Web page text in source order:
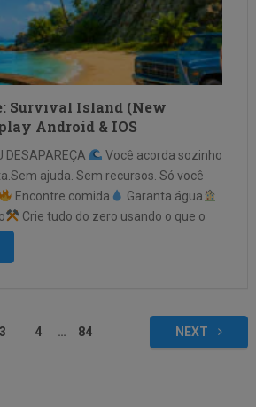
Survival Island (New
Android & IOS
DESAPAREÇA
Você acorda sozinho
ajuda. Sem recursos. Só você
Encontre comida
Garanta água
Crie tudo do zero usando o que o
decisão pode ser a diferença
3 4 … 84 NEXT